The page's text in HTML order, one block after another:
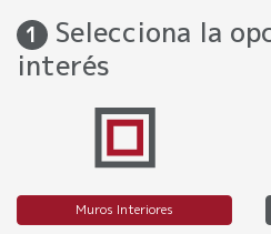
1
Selecciona la
interés
Muros Interiores